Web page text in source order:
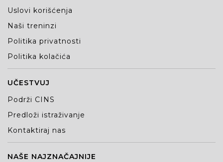
Uslovi korišćenja
Naši treninzi
Politika privatnosti
Politika kolačića
UČESTVUJ
Podrži CINS
Predloži istraživanje
Kontaktiraj nas
NAŠE NAJZNAČAJNIJE